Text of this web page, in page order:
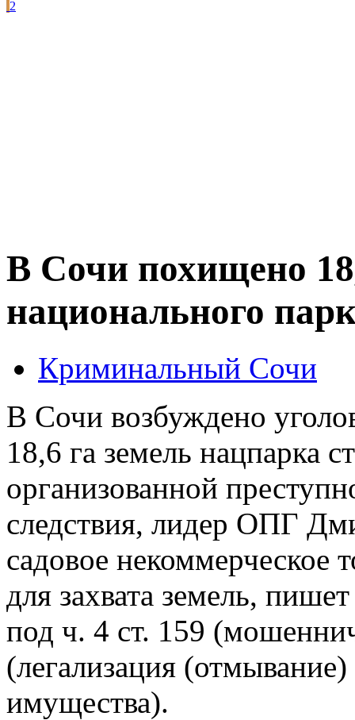
2
В Сочи похищено
национального
Криминальный Сочи
В Сочи возбуждено
18,6 га земель нацпарка
организованной
следствия, лидер ОПГ
садовое некоммерческое
для захвата земель,
под ч. 4 ст. 159
(легализация
имущества).